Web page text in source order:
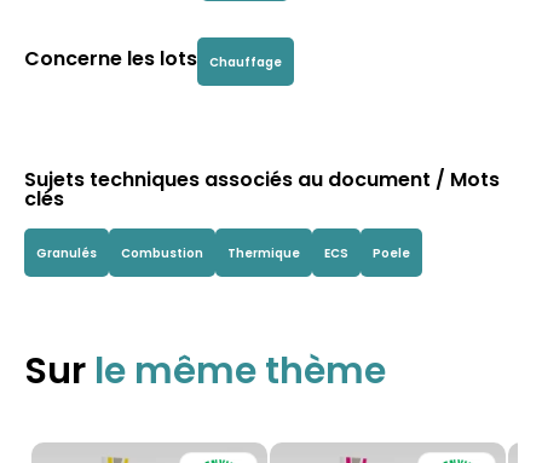
Concerne les lots Chauffage
Sujets techniques associés au document / Mots
clés
Granulés Combustion Thermique ECS Poele
Sur le même thème